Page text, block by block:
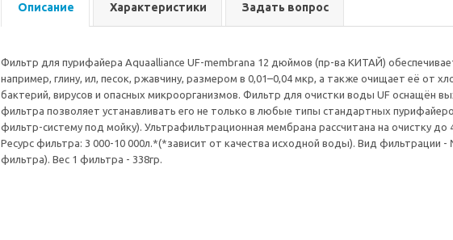
Описание Характеристики Задать вопрос
Фильтр для пурифайера Aquaalliance UF-membrana 12 дюймов (пр-ва КИТАЙ)
например, глину, ил, песок, ржавчину, размером в 0,01–0,04 мкр, а также очищает её от
бактерий, вирусов и опасных микроорганизмов. Фильтр для очистки воды UF оснащён
фильтра позволяет устанавливать его не только в любые типы стандартных
фильтр-систему под мойку). Ультрафильтрационная мембрана рассчитана на очистку
Ресурс фильтра: 3 000-10 000л.*(*зависит от качества исходной воды). Вид фильтрации
фильтра). Вес 1 фильтра - 338гр.